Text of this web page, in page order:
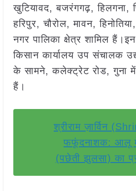
खुटियावद, बजरंगगढ़, हिलगना,
हरिपुर, चौरोल, मावन,
नगर पालिका क्षेत्र शामिल
किसान कार्यालय उप संचालक
के सामने, कलेक्ट्रेट रोड, गुना
हैं।
श्रीराम ज़ार्विन
फफूंदनाशक: आलू
(पछेती झुलसा) का